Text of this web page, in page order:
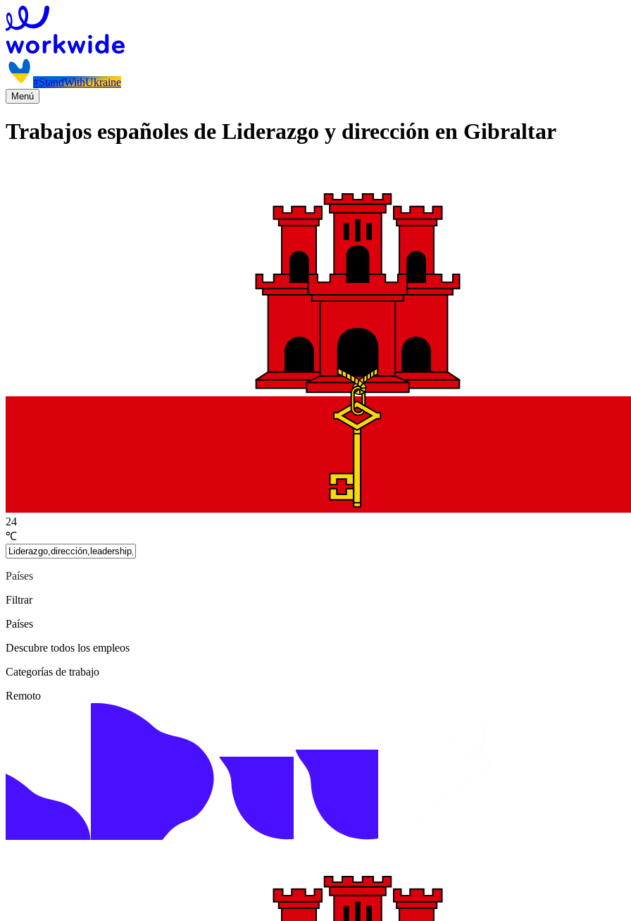
#StandWithUkraine
Menú
Trabajos españoles de Liderazgo y dirección en Gibraltar
24
℃
Países
Filtrar
Países
Descubre todos los empleos
Categorías de trabajo
Remoto